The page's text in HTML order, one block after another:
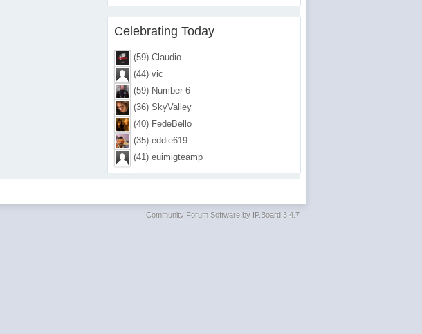
Celebrating Today
(59) Claudio
(44) vic
(59) Number 6
(36) SkyValley
(40) FedeBello
(35) eddie619
(41) euimigteamp
Community Forum Software by IP.Board 3.4.7